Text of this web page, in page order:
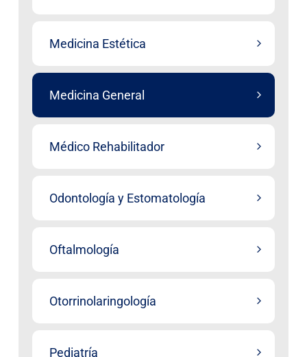
Medicina Estética
Medicina General
Médico Rehabilitador
Odontología y Estomatología
Oftalmología
Otorrinolaringología
Pediatría